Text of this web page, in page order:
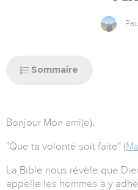
Sommaire
Bonjour Mon ami(e),
"Que ta volonté soit faite" (
La Bible nous révèle que
appelle les hommes à y